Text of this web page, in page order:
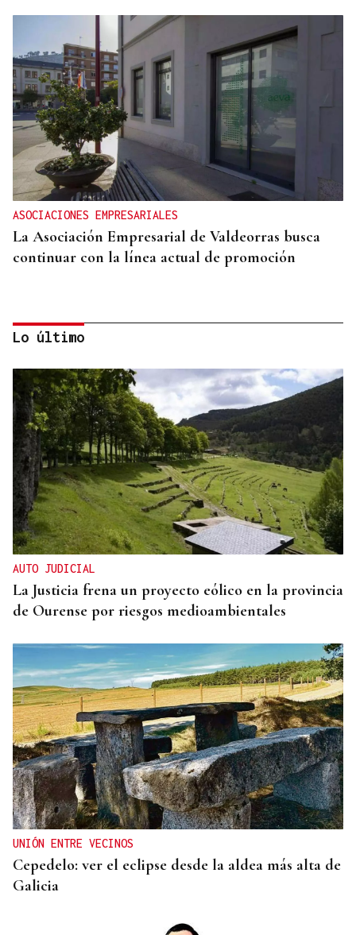
ASOCIACIONES EMPRESARIALES
La Asociación Empresarial de Valdeorras busca
continuar con la línea actual de promoción
DISTRIBUIDORA FAMILIAR
Gaseosas Roca, medio siglo creciendo junto a
Valdeorras y Coca-Cola
Lo último
AUTO JUDICIAL
La Justicia frena un proyecto eólico en la provincia
de Ourense por riesgos medioambientales
UNIÓN ENTRE VECINOS
Cepedelo: ver el eclipse desde la aldea más alta de
Galicia